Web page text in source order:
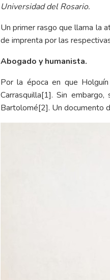
Universidad del Rosario.
Un primer rasgo que llama la
de imprenta por las
Abogado y humanista.
Por la época en que
Carrasquilla[1]. Sin embargo,
Bartolomé[2]. Un documento